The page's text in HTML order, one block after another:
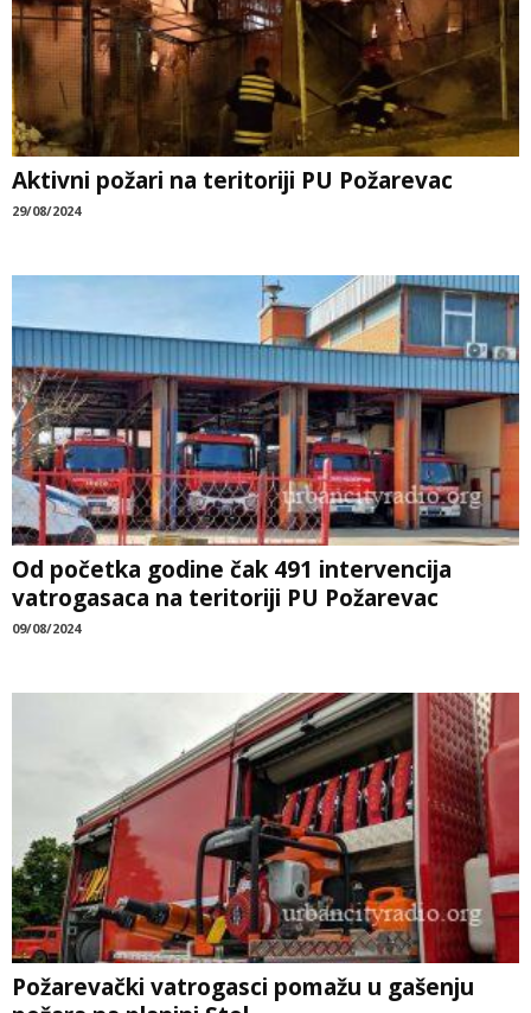
Aktivni požari na teritoriji PU Požarevac
29/08/2024
Od početka godine čak 491 intervencija
vatrogasaca na teritoriji PU Požarevac
09/08/2024
Požarevački vatrogasci pomažu u gašenju